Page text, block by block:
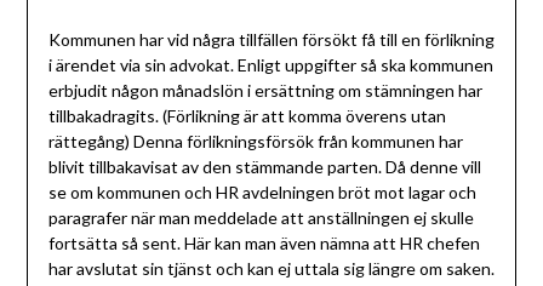
Kommunen har vid några tillfällen försökt få till en förlikning
i ärendet via sin advokat. Enligt uppgifter så ska kommunen
erbjudit någon månadslön i ersättning om stämningen har
tillbakadragits. (Förlikning är att komma överens utan
rättegång) Denna förlikningsförsök från kommunen har
blivit tillbakavisat av den stämmande parten. Då denne vill
se om kommunen och HR avdelningen bröt mot lagar och
paragrafer när man meddelade att anställningen ej skulle
fortsätta så sent. Här kan man även nämna att HR chefen
har avslutat sin tjänst och kan ej uttala sig längre om saken.